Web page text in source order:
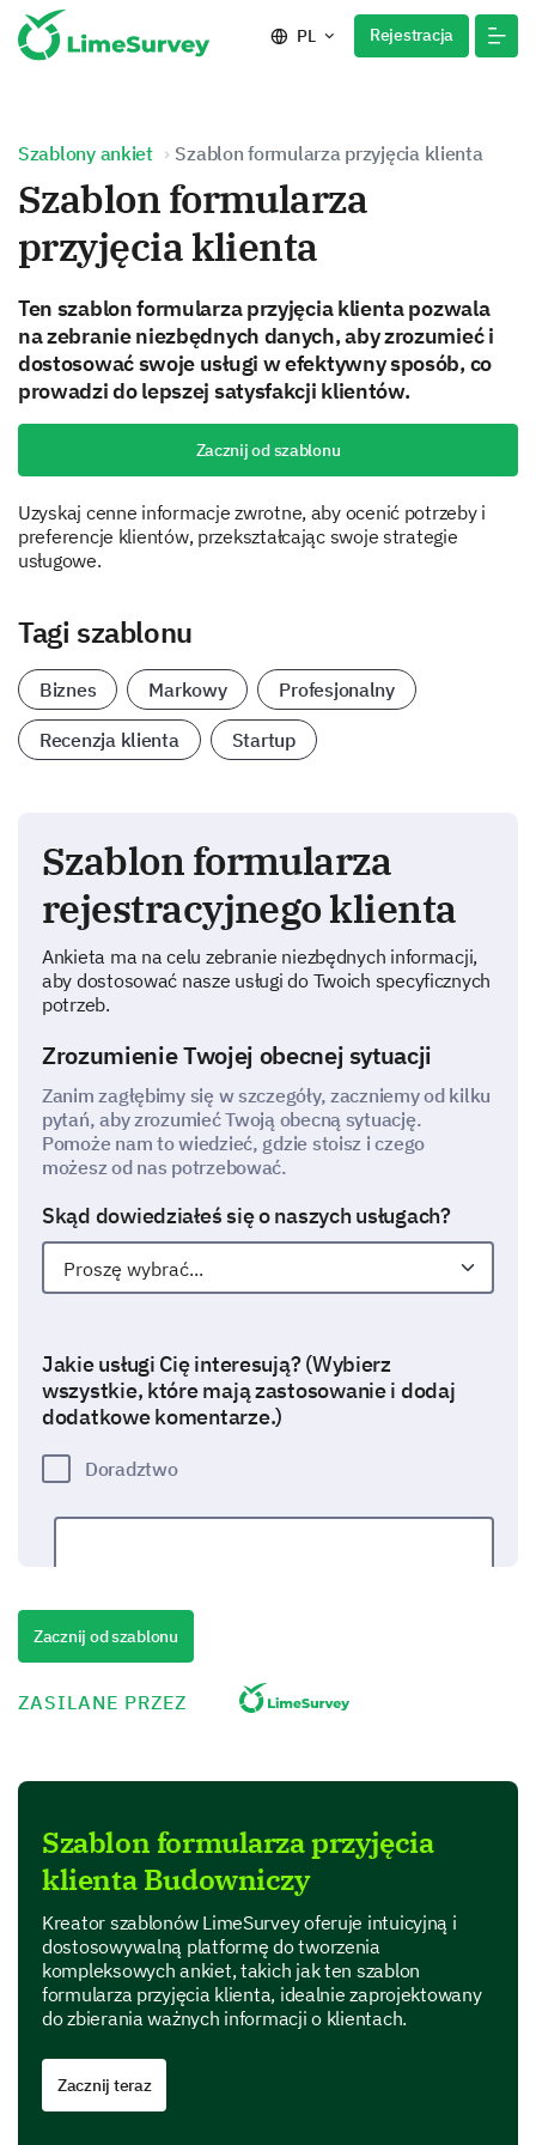
PL Rejestracja
Szablony ankiet Szablon formularza przyjęcia klienta
Szablon formularza
przyjęcia klienta
Ten szablon formularza przyjęcia klienta pozwala
na zebranie niezbędnych danych, aby zrozumieć i
dostosować swoje usługi w efektywny sposób, co
prowadzi do lepszej satysfakcji klientów.
Zacznij od szablonu
Uzyskaj cenne informacje zwrotne, aby ocenić potrzeby i
preferencje klientów, przekształcając swoje strategie
usługowe.
Tagi szablonu
Biznes Markowy Profesjonalny
Recenzja klienta Startup
Szablon formularza
rejestracyjnego klienta
Ankieta ma na celu zebranie niezbędnych informacji,
aby dostosować nasze usługi do Twoich specyficznych
potrzeb.
Zrozumienie Twojej obecnej sytuacji
Zanim zagłębimy się w szczegóły, zaczniemy od kilku
pytań, aby zrozumieć Twoją obecną sytuację.
Pomoże nam to wiedzieć, gdzie stoisz i czego
możesz od nas potrzebować.
Skąd dowiedziałeś się o naszych usługach?
Jakie usługi Cię interesują? (Wybierz
wszystkie, które mają zastosowanie i dodaj
dodatkowe komentarze.)
Doradztwo
Zakup produktu
Zacznij od szablonu
ZASILANE PRZEZ
Szablon formularza przyjęcia
klienta Budowniczy
Kreator szablonów LimeSurvey oferuje intuicyjną i
dostosowywalną platformę do tworzenia
kompleksowych ankiet, takich jak ten szablon
formularza przyjęcia klienta, idealnie zaprojektowany
do zbierania ważnych informacji o klientach.
Zacznij teraz